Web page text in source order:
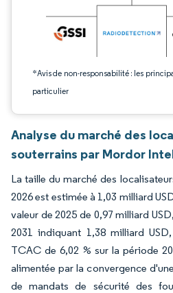
*Avis de non-responsabilité : les
particulier
Analyse du marché des
souterrains par Mordor
La taille du marché des
2026 est estimée à 1,03 milliard
valeur de 2025 de 0,97 milliard
2031 indiquant 1,38 milliard
TCAC de 6,02 % sur la période
alimentée par la convergence
de mandats de sécurité des